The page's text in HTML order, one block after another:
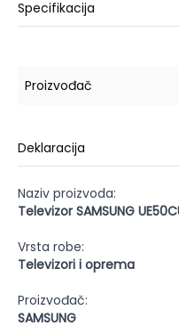
Specifikacija
Proizvođač
Deklaracija
Naziv proizvoda:
Televizor SAMSUNG
Vrsta robe:
Televizori i oprema
Proizvođač:
SAMSUNG